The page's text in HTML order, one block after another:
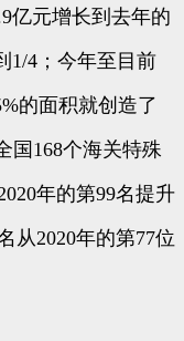
亿元增长到去年的
1/4；今年至目前
的面积就创造了
国168个海关特殊
年的第99名提升
从2020年的第77位